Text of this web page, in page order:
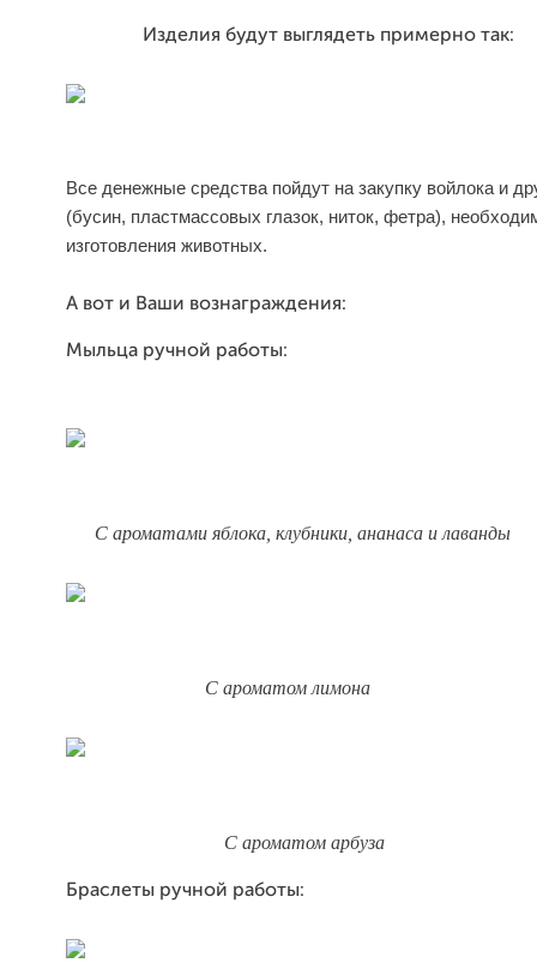
Изделия будут выглядеть примерно так:
Все денежные средства пойдут на закупку войлока и
(бусин, пластмассовых глазок, ниток, фетра),
изготовления животных.
А вот и Ваши вознаграждения:
Мыльца ручной работы:
С ароматами яблока, клубники, ананаса и лаванды
С ароматом лимона
С ароматом арбуза
Браслеты ручной работы: